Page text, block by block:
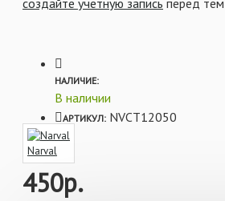
- Длина: 12 см
- Цвет: #050 Acid Plum
- Количество в упаковке: 4 шт
создайте учетную запись перед
450р.
НАЛИЧИЕ:
В наличии
АРТИКУЛ: NVCT12050
Narval